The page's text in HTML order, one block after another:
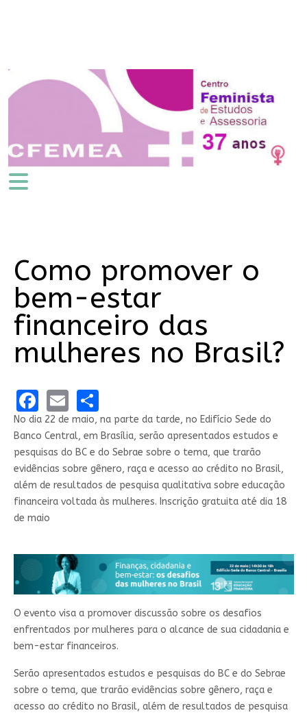
Como promover o
bem-estar
financeiro das
mulheres no Brasil?
Facebook
EmailShare
No dia 22 de maio, na parte da tarde, no Edifício Sede do
Banco Central, em Brasília, serão apresentados​ estudos e
pesquisas do BC e do Sebrae sobre o tema, que trarão
evidências sobre gênero, raça e acesso ao crédito no Brasil,
além de resultados de pesquisa qualitativa sobre educação
financeira voltada às mulheres. Inscrição gratuita até dia 18
de maio
O evento visa a promover discussão sobre os desafios
enfrentados por mulheres para o alcance de sua cidadania e
bem-estar financeiros.
Serão apresentados​ estudos e pesquisas do BC e do Sebrae
sobre o tema, que trarão evidências sobre gênero, raça e
acesso ao crédito no Brasil, além de resultados de pesquisa